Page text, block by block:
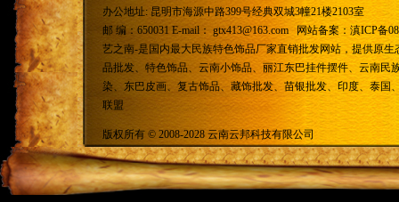
办公地址: 昆明市海源中路399号经典双城3幢21楼2103室
邮 编：650031 E-mail： gtx413@163.com 网站备案： 滇ICP备
艺之南-是国内最大民族特色饰品厂家直销批发网站，提供原
品批发、特色饰品、云南小饰品、丽江东巴挂件摆件、云南民
染、东巴皮画、复古饰品、藏饰批发、苗银批发、印度、泰
联盟
版权所有 © 2008-2028 云南云邦科技有限公司